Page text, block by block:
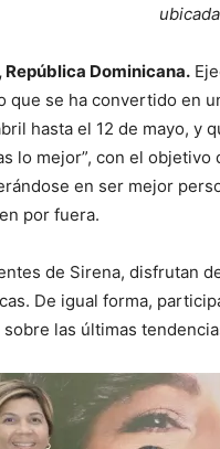
República Dominicana.
que se ha convertido en
hasta el 12 de mayo, y
lo mejor”, con el
en ser mejor
por fuera.
de Sirena, disfrutan
De igual forma,
las últimas